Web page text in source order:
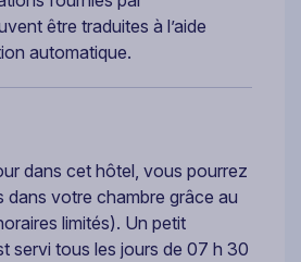
être traduites à l’aide
automatique.
dans cet hôtel, vous pourrez
dans votre chambre grâce au
limités). Un petit
servi tous les jours de 07 h 30